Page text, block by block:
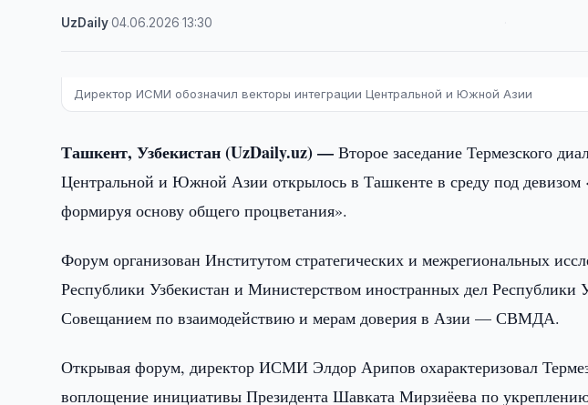
UzDaily·04.06.2026 ·13:30
Директор ИСМИ обозначил векторы интеграции Центральной и Южной Азии
Ташкент, Узбекистан (UzDaily.uz) —Второе заседание Термезского
Центральной и Южной Азии открылось в Ташкенте в среду под девизом
формируя основу общего процветания».
Форум организован Институтом стратегических и межрегиональных
Республики Узбекистан и Министерством иностранных дел Республики
Совещанием по взаимодействию и мерам доверия в Азии — СВМДА.
Открывая форум, директор ИСМИ Элдор Арипов охарактеризовал
воплощение инициативы Президента Шавката Мирзиёева по